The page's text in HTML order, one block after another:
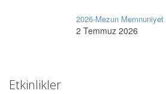
2026-Mezun
2 Temmuz 2026
Etkinlikler